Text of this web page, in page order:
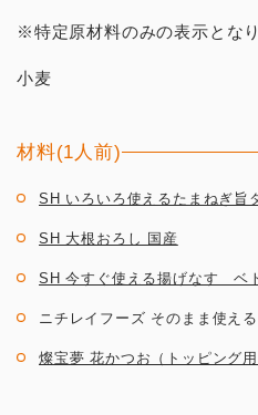
※特定原材料のみの表示となり
小麦
材料(1人前)
SH いろいろ使えるたまねぎ旨
SH 大根おろし 国産
SH 今すぐ使える揚げなす ベ
ニチレイフーズ そのまま使え
燦宝夢 花かつお（トッピング用